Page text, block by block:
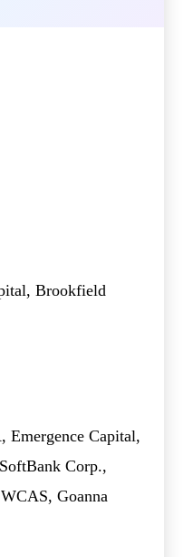
Brookfield
Emergence Capital,
Corp.,
Goanna